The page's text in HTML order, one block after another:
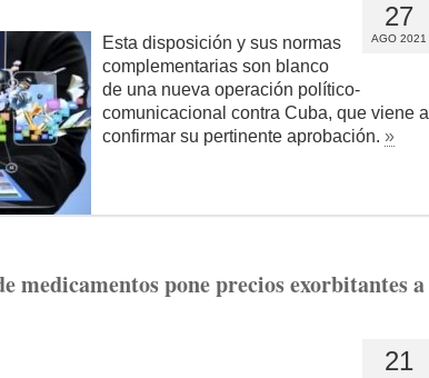
27
AGO 2021
Esta disposición y sus normas
complementarias son blanco
de una nueva operación político-
comunicacional contra Cuba, que viene a
confirmar su pertinente aprobación. »
medicamentos pone precios exorbitantes a
21